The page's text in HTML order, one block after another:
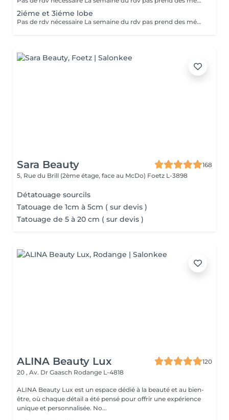
2iéme et 3iéme lobe
Pas de rdv nécessaire La semaine du rdv pas prend des médicaments, des anti-inflamatoires, des antibiotiques et de cortisone.
Sara Beauty
168
5, Rue du Brill (2ème étage, face au McDo) Foetz L-3898
Détatouage sourcils
Tatouage de 1cm à 5cm ( sur devis )
Tatouage de 5 à 20 cm ( sur devis )
ALINA Beauty Lux
120
20 , Av. Dr Gaasch Rodange L-4818
ALINA Beauty Lux est un espace dédié à la beauté et au bien-
être, où chaque détail a été pensé pour offrir une expérience
unique et personnalisée. No...